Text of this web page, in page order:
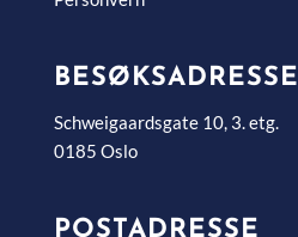
BESØKSADRESSE
Schweigaardsgate 10, 3. etg.
0185 Oslo
POSTADRESSE